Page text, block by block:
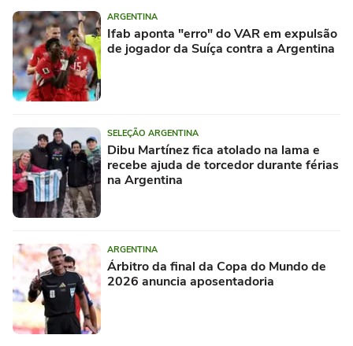
ARGENTINA
Ifab aponta "erro" do VAR em expulsão
de jogador da Suíça contra a Argentina
SELEÇÃO ARGENTINA
Dibu Martínez fica atolado na lama e
recebe ajuda de torcedor durante férias
na Argentina
ARGENTINA
Árbitro da final da Copa do Mundo de
2026 anuncia aposentadoria